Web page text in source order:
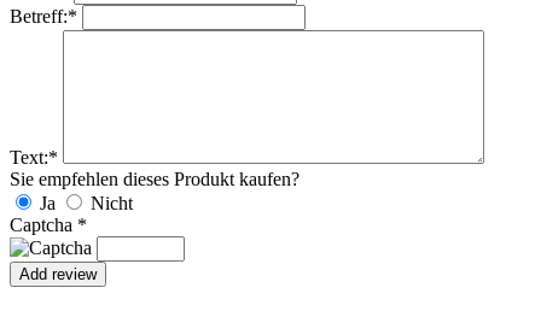
Betreff:*
Text:*
Sie empfehlen dieses Produkt kaufen?
Ja
Nicht
Captcha *